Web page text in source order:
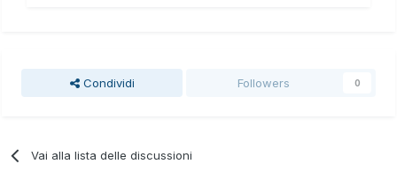
Condividi Followers 0
Vai alla lista delle discussioni